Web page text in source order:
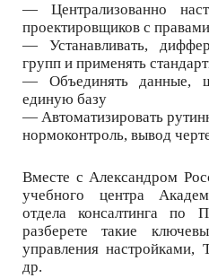
— Централизованно
проектировщиков с
— Устанавливать,
групп и применять
— Объединять данные,
единую базу
— Автоматизировать
нормоконтроль, вывод
Вместе с Александром
учебного центра
отдела консалтинга по
разберете такие
управления
др.